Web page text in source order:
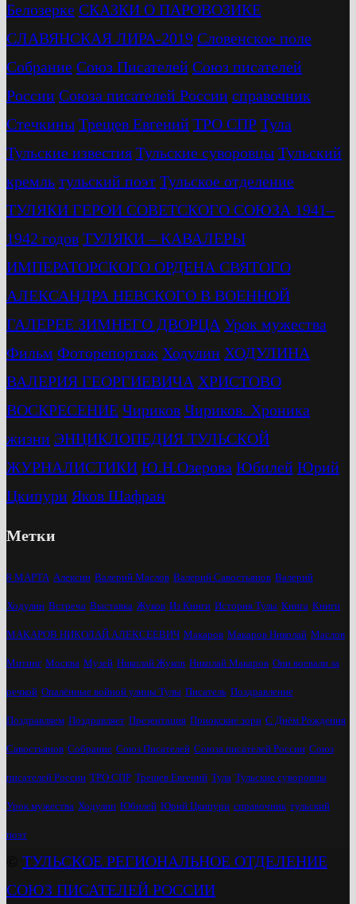
Белозерке СКАЗКИ О ПАРОВОЗИКЕ
СЛАВЯНСКАЯ ЛИРА-2019 Словенское поле
Собрание Союз Писателей Союз писателей
России Союза писателей России справочник
Стечкины Трещев Евгений ТРО СПР Тула
Тульские известия Тульские суворовцы Тульский
кремль тульский поэт Тульское отделение
ТУЛЯКИ ГЕРОИ СОВЕТСКОГО СОЮЗА 1941–
1942 годов ТУЛЯКИ – КАВАЛЕРЫ
ИМПЕРАТОРСКОГО ОРДЕНА СВЯТОГО
АЛЕКСАНДРА НЕВСКОГО В ВОЕННОЙ
ГАЛЕРЕЕ ЗИМНЕГО ДВОРЦА Урок мужества
Фильм Фоторепортаж Ходулин ХОДУЛИНА
ВАЛЕРИЯ ГЕОРГИЕВИЧА ХРИСТОВО
ВОСКРЕСЕНИЕ Чириков Чириков. Хроника
жизни ЭНЦИКЛОПЕДИЯ ТУЛЬСКОЙ
ЖУРНАЛИСТИКИ Ю.Н.Озерова Юбилей Юрий
Цкипури Яков Шафран
Метки
8 МАРТА Алексин Валерий Маслов Валерий Савостьянов Валерий
Ходулин Встреча Выставка Жуков Из Книги История Тулы Книга Книги
МАКАРОВ НИКОЛАЙ АЛЕКСЕЕВИЧ Макаров Макаров Николай Маслов
Митинг Москва Музей Николай Жуков Николай Макаров Они воевали за
речкой Опалённые войной улицы Тулы Писатель Поздравление
Поздравляем Поздравляет Презентация Приокские зори С Днём Рождения
Савостьянов Собрание Союз Писателей Союза писателей России Союз
писателей России ТРО СПР Трещев Евгений Тула Тульские суворовцы
Урок мужества Ходулин Юбилей Юрий Цкипури справочник тульский
поэт
ТУЛЬСКОЕ РЕГИОНАЛЬНОЕ ОТДЕЛЕНИЕ
СОЮЗ ПИСАТЕЛЕЙ РОССИИ